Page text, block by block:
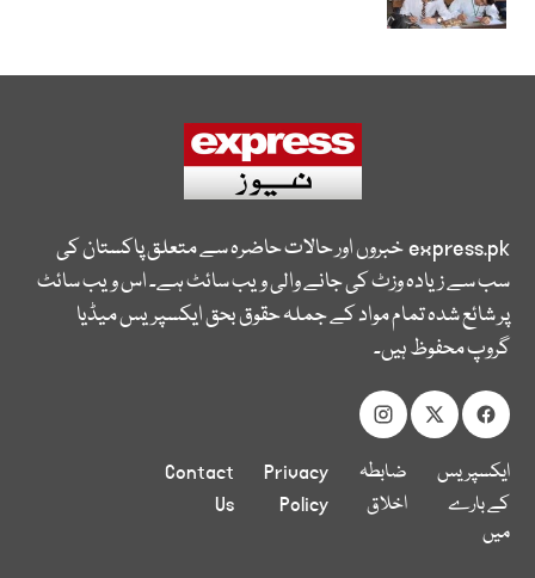
express.pkخبروں اور حالات حاضرہ سے متعلق پاکستان کی
سب سے زیادہ وزٹ کی جانے والی ویب سائٹ ہے۔ اس ویب سائٹ
پر شائع شدہ تمام مواد کے جملہ حقوق بحق ایکسپریس میڈیا
گروپ محفوظ ہیں۔
ایکسپریس
کے بارے
میں
ضابطہ
اخلاق
Privacy
Policy
Contact
Us